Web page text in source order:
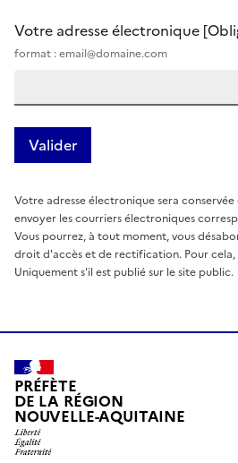
Votre adresse électronique
format : email@domaine.com
Votre adresse électronique sera
envoyer les courriers électroniques
Vous pourrez, à tout moment, vous
droit d'accès et de rectification. Pour
Uniquement s'il est publié sur le site public.
PRÉFÈTE
DE LA RÉGION
NOUVELLE-AQUITAINE